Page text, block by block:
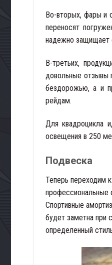
Во-вторых, фары и
переносят
надежно защищает
В-третьих,
довольные отзывы
бездорожью, а и
рейдам.
Для квадроцикла
освещения в 250
Подвеска
Теперь переходим
профессиональные
Спортивные
будет заметна при
определенный